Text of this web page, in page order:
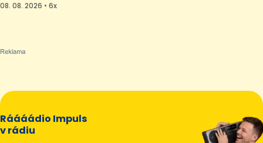
08. 08. 2026 • 6x
Ráááádio Impuls
v rádiu